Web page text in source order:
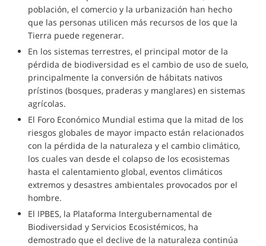
población, el comercio y la urbanización han hecho
que las personas utilicen más recursos de los que la
Tierra puede regenerar.
En los sistemas terrestres, el principal motor de la
pérdida de biodiversidad es el cambio de uso de suelo,
principalmente la conversión de hábitats nativos
prístinos (bosques, praderas y manglares) en sistemas
agrícolas.
El Foro Económico Mundial estima que la mitad de los
riesgos globales de mayor impacto están relacionados
con la pérdida de la naturaleza y el cambio climático,
los cuales van desde el colapso de los ecosistemas
hasta el calentamiento global, eventos climáticos
extremos y desastres ambientales provocados por el
hombre.
El IPBES, la Plataforma Intergubernamental de
Biodiversidad y Servicios Ecosistémicos, ha
demostrado que el declive de la naturaleza continúa